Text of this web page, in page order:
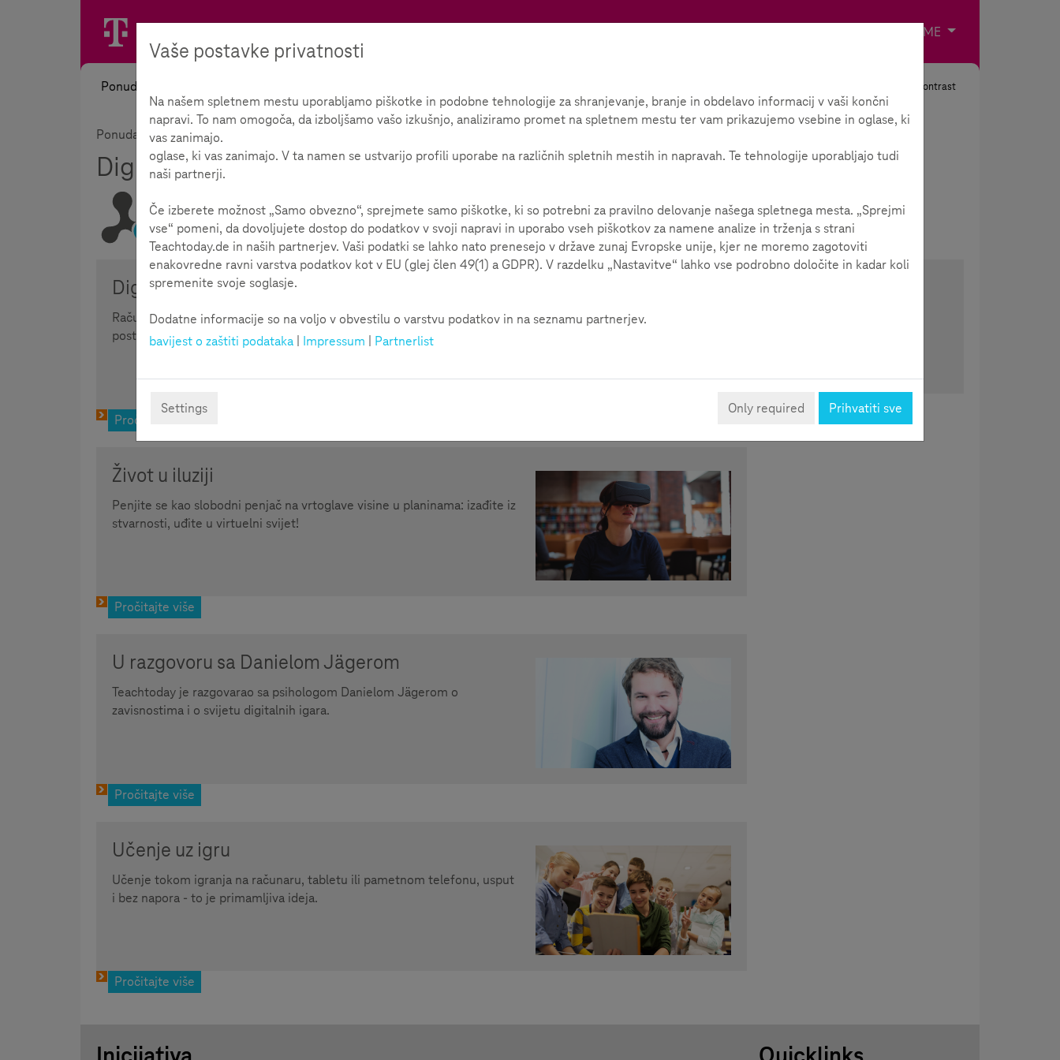
ME Odaberite jezik
Ponuda Kontrast
Ponuda Teme Digitalne igre
Digitalne igre
Vrijeme čitanja:1minuti
Digitalna kultura igara
Računarske igre su sastavni dio našeg svakodnevnog života. One su
postale važan vodeći medij.
Pročitajte više
Život u iluziji
Penjite se kao slobodni penjač na vrtoglave visine u planinama: izađite iz
stvarnosti, uđite u virtuelni svijet!
Pročitajte više
U razgovoru sa Danielom Jägerom
Teachtoday je razgovarao sa psihologom Danielom Jägerom o
zavisnostima i o svijetu digitalnih igara.
Pročitajte više
Učenje uz igru
Učenje tokom igranja na računaru, tabletu ili pametnom telefonu, usput
i bez napora - to je primamljiva ideja.
Pročitajte više
Podijeli ovaj članak!
Vaše postavke privatnosti
Na našem spletnem mestu uporabljamo piškotke in podobne tehnologije za shranjevanje, branje in obdelavo informacij v vaši končni
napravi. To nam omogoča, da izboljšamo vašo izkušnjo, analiziramo promet na spletnem mestu ter vam prikazujemo vsebine in oglase, ki
vas zanimajo.
oglase, ki vas zanimajo. V ta namen se ustvarijo profili uporabe na različnih spletnih mestih in napravah. Te tehnologije uporabljajo tudi
naši partnerji.
Če izberete možnost „Samo obvezno“, sprejmete samo piškotke, ki so potrebni za pravilno delovanje našega spletnega mesta. „Sprejmi
vse“ pomeni, da dovoljujete dostop do podatkov v svoji napravi in uporabo vseh piškotkov za namene analize in trženja s strani
Teachtoday.de in naših partnerjev. Vaši podatki se lahko nato prenesejo v države zunaj Evropske unije, kjer ne moremo zagotoviti
enakovredne ravni varstva podatkov kot v EU (glej člen 49(1) a GDPR). V razdelku „Nastavitve“ lahko vse podrobno določite in kadar koli
spremenite svoje soglasje.
Dodatne informacije so na voljo v obvestilu o varstvu podatkov in na seznamu partnerjev.
bavijest o zaštiti podataka
Impressum Partnerlist
Settings Only required Prihvatiti sve